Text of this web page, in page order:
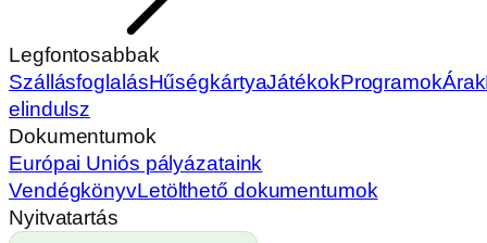
Legfontosabbak
SzállásfoglalásHűségkártyaJátékokProgramokÁrak
elindulsz
Dokumentumok
Európai Uniós pályázataink
VendégkönyvLetölthető dokumentumok
Nyitvatartás